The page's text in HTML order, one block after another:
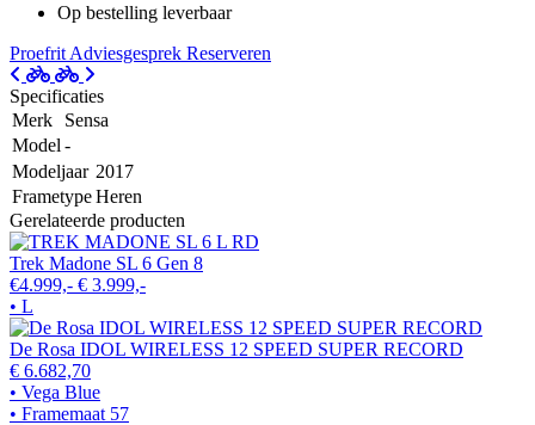
Op bestelling leverbaar
Proefrit Adviesgesprek Reserveren
Specificaties
Merk
Sensa
Model -
Modeljaar 2017
FrametypeHeren
Gerelateerde producten
Trek Madone SL 6 Gen 8
€4.999,- € 3.999,-
• L
De Rosa IDOL WIRELESS 12 SPEED SUPER RECORD
€ 6.682,70
• Vega Blue
• Framemaat 57